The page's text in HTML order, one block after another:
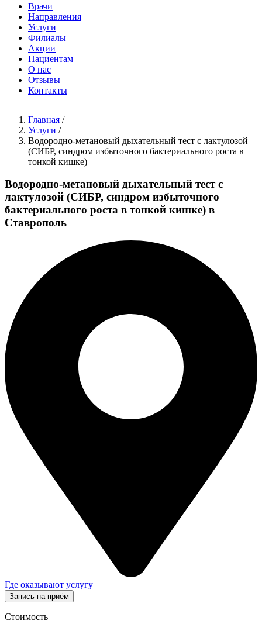
Врачи
Направления
Услуги
Филиалы
Акции
Пациентам
О нас
Отзывы
Контакты
Главная /
Услуги /
Водородно-метановый дыхательный тест с лактулозой
(СИБР, синдром избыточного бактериального роста в
тонкой кишке)
Водородно-метановый дыхательный тест с
лактулозой (СИБР, синдром избыточного
бактериального роста в тонкой кишке) в
Ставрополь
Где оказывают услугу
Запись на приём
Стоимость